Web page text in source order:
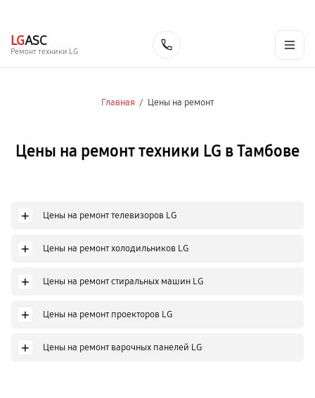
LGASC
Ремонт техники LG
Главная / Цены на ремонт
Цены на ремонт техники LG в Тамбове
+ Цены на ремонт телевизоров LG
+ Цены на ремонт холодильников LG
+ Цены на ремонт стиральных машин LG
+ Цены на ремонт проекторов LG
+ Цены на ремонт варочных панелей LG